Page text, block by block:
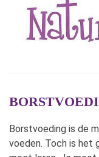
Borstvoeding is de
voeden. Toch is het